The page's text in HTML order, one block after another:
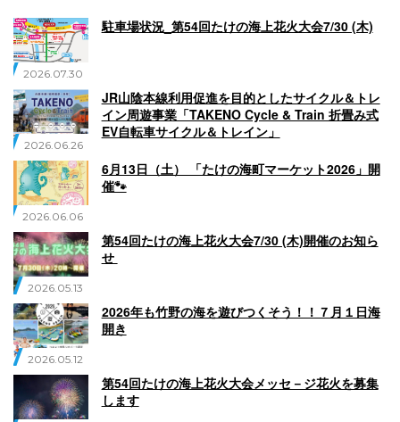
2026.07.30
駐車場状況_第54回たけの海上花火大会7/30 (木)
2026.06.26
JR山陰本線利用促進を目的としたサイクル＆トレ
イン周遊事業「TAKENO Cycle & Train 折畳み式
EV自転車サイクル＆トレイン」
2026.06.06
6月13日（土） 「たけの海町マーケット2026」開
催🐾
2026.05.13
第54回たけの海上花火大会7/30 (木)開催のお知ら
せ
2026.05.12
2026年も竹野の海を遊びつくそう！！７月１日海
開き
第54回たけの海上花火大会メッセ－ジ花火を募集
します